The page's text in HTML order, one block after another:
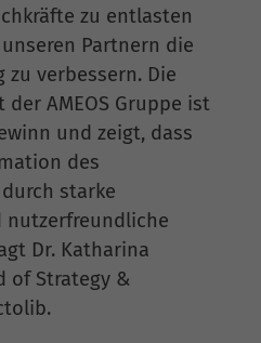
zu entlasten
Partnern die
zu verbessern. Die
AMEOS Gruppe ist
und zeigt, dass
des
starke
nutzerfreundliche
Dr. Katharina
of Strategy &